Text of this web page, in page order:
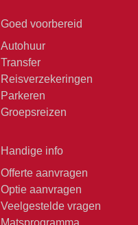
Goed voorbereid
Autohuur
Transfer
Reisverzekeringen
Parkeren
Groepsreizen
Handige info
Offerte aanvragen
Optie aanvragen
Veelgestelde vragen
Matsprogramma